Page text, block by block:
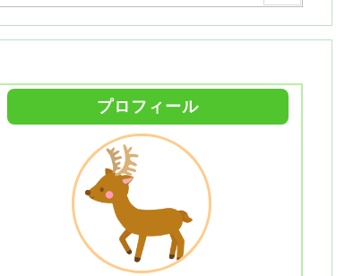
プロフィール